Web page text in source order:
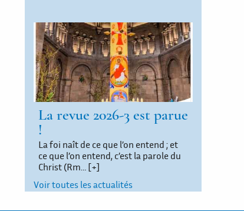
La revue 2026-3 est parue
!
La foi naît de ce que l’on entend ; et
ce que l’on entend, c’est la parole du
Christ (Rm… [+]
Voir toutes les actualités